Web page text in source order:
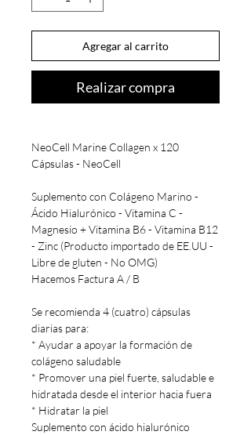
Agregar al carrito
Realizar compra
NeoCell Marine Collagen x 120
Cápsulas - NeoCell
Suplemento con Colágeno Marino -
Ácido Hialurónico - Vitamina C -
Magnesio + Vitamina B6 - Vitamina B12
- Zinc (Producto importado de EE.UU -
Libre de gluten - No OMG)
Hacemos Factura A / B
Se recomienda 4 (cuatro) cápsulas
diarias para:
* Ayudar a apoyar la formación de
colágeno saludable
* Promover una piel fuerte, saludable e
hidratada desde el interior hacia fuera
* Hidratar la piel
Suplemento con ácido hialurónico